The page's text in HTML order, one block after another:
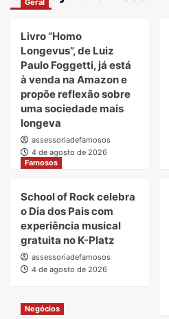
Livro “Homo
Longevus”, de Luiz
Paulo Foggetti, já está
à venda na Amazon e
propõe reflexão sobre
uma sociedade mais
longeva
assessoriadefamosos
4 de agosto de 2026
Famosos
School of Rock celebra
o Dia dos Pais com
experiência musical
gratuita no K-Platz
assessoriadefamosos
4 de agosto de 2026
Negócios